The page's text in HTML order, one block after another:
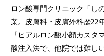
ロン酸専門クリニック「し
業。皮膚科・皮膚外科歴22年
「ヒアルロン酸小顔カスタ
酸注入法で、他院では難し